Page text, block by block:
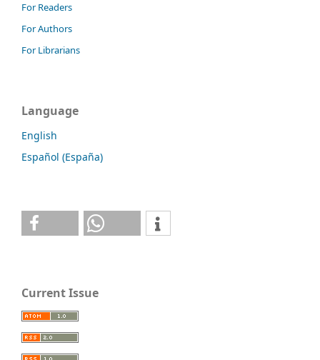
For Readers
For Authors
For Librarians
Language
English
Español (España)
Current Issue